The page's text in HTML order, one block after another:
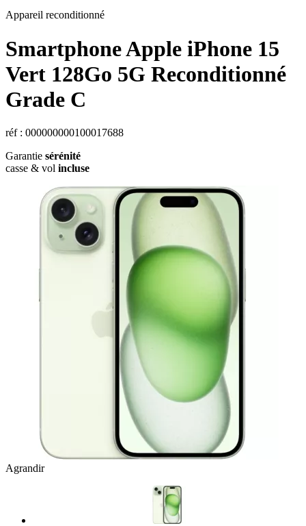
Appareil reconditionné
Smartphone Apple iPhone 15
Vert 128Go 5G Reconditionné
Grade C
réf : 000000000100017688
Garantie sérénité
casse & vol incluse
Agrandir